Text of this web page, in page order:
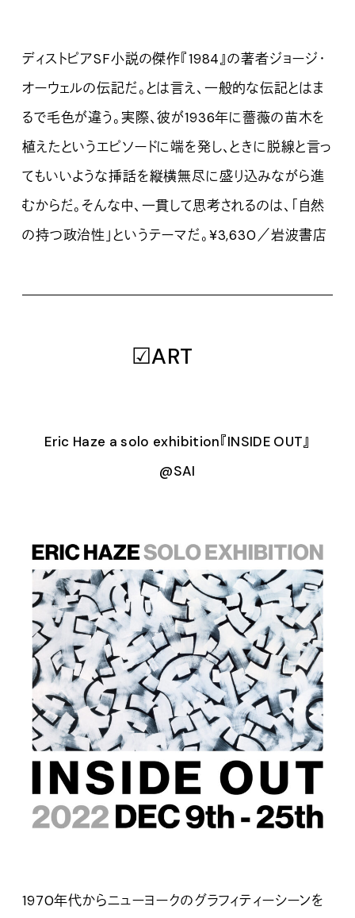
ディストピアSF小説の傑作『1984』の著者ジョージ・
オーウェルの伝記だ。とは言え、一般的な伝記とはま
るで毛色が違う。実際、彼が1936年に薔薇の苗木を
植えたというエピソードに端を発し、ときに脱線と言っ
てもいいような挿話を縦横無尽に盛り込みながら進
むからだ。そんな中、一貫して思考されるのは、「自然
の持つ政治性」というテーマだ。¥3,630／岩波書店
Eric Haze a solo exhibition『INSIDE OUT』
@SAI
1970年代からニューヨークのグラフィティーシーンを